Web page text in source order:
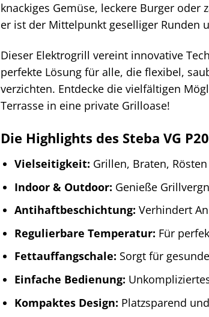
knackiges Gemüse, leckere Burger
er ist der Mittelpunkt geselliger Runden
Dieser Elektrogrill vereint innovative
perfekte Lösung für alle, die flexibel,
verzichten. Entdecke die vielfältigen
Terrasse in eine private Grilloase!
Die Highlights des Steba VG
Vielseitigkeit: Grillen, Braten,
Indoor & Outdoor: Genieße
Antihaftbeschichtung: Verhindert
Regulierbare Temperatur: Für
Fettauffangschale: Sorgt für
Einfache Bedienung:
Kompaktes Design: Platzsparend